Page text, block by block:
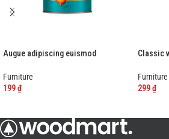
Augue adipiscing euismod
Furniture
199₫
Classic
Furniture
299₫